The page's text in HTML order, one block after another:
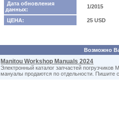
Дата обновления
данных:
1/2015
ЦЕНА: 25 USD
Возможно
Manitou Workshop Manuals 2024
Электронный каталог запчастей погрузчиков
мануалы продаются по отдельности. Пишите